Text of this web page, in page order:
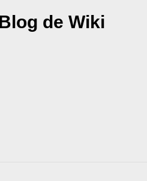
Blog de Wiki